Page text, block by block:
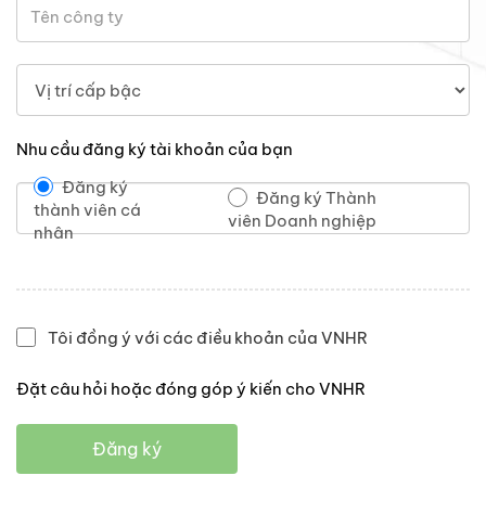
Nhu cầu đăng ký tài khoản của bạn
Đăng ký
thành viên cá
nhân
Đăng ký Thành
viên Doanh nghiệp
Tôi đồng ý với các điều khoản của VNHR
Đặt câu hỏi hoặc đóng góp ý kiến cho VNHR
Đăng ký